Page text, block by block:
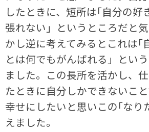
したときに、短所は｢自分の好
張れない」というところだと
かし逆に考えてみるとこれは｢
とは何でもがんばれる」とい
ました。この長所を活かし、
たときに自分しかできないこ
幸せにしたいと思いこの｢なり
えました。